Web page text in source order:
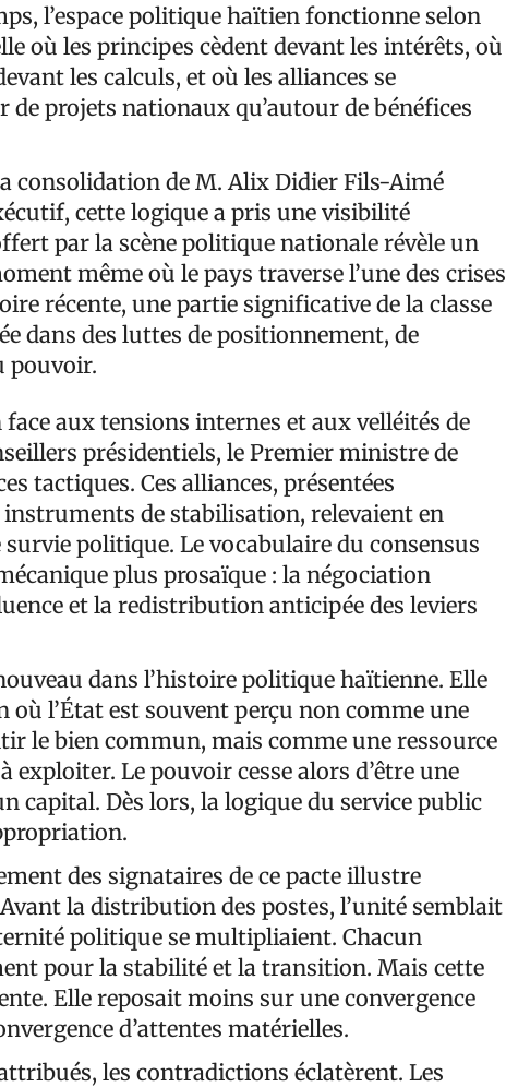
l’espace politique haïtien fonctionne selon
où les principes cèdent devant les intérêts, où
les calculs, et où les alliances se
projets nationaux qu’autour de bénéfices
consolidation de M. Alix Didier Fils-Aimé
cette logique a pris une visibilité
par la scène politique nationale révèle un
même où le pays traverse l’une des crises
récente, une partie significative de la classe
dans des luttes de positionnement, de
pouvoir.
aux tensions internes et aux velléités de
présidentiels, le Premier ministre de
tactiques. Ces alliances, présentées
de stabilisation, relevaient en
politique. Le vocabulaire du consensus
plus prosaïque : la négociation
et la redistribution anticipée des leviers
dans l’histoire politique haïtienne. Elle
où l’État est souvent perçu non comme une
le bien commun, mais comme une ressource
exploiter. Le pouvoir cesse alors d’être une
capital. Dès lors, la logique du service public
des signataires de ce pacte illustre
la distribution des postes, l’unité semblait
politique se multipliaient. Chacun
pour la stabilité et la transition. Mais cette
Elle reposait moins sur une convergence
d’attentes matérielles.
les contradictions éclatèrent. Les